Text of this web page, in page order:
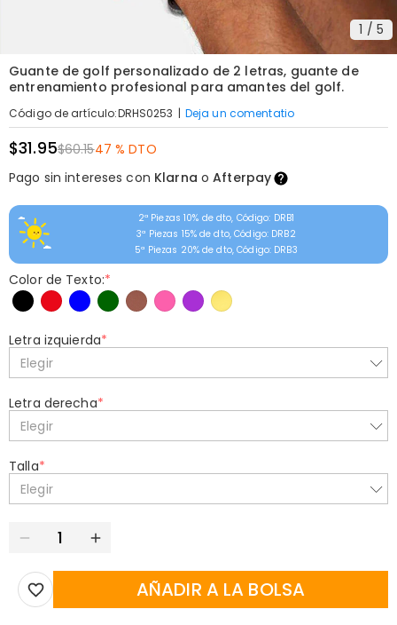
1 / 5
Guante de golf personalizado de 2 letras, guante de
entrenamiento profesional para amantes del golf.
Código de artículo:DRHS0253 | Deja un comentatio
$31.95$60.1547 % DTO
Pago sin intereses con Klarna oAfterpay
2ª Piezas 10% de dto, Código: DRB1
3ª Piezas 15% de dto, Código: DRB2
5ª Piezas 20% de dto, Código: DRB3
Color de Texto:*
Letra izquierda*
Elegir
Letra derecha*
Elegir
Talla*
Elegir
AÑADIR A LA BOLSA